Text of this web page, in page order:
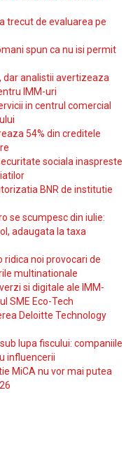
trecut de evaluarea pe
spun ca nu isi permit
dar analistii avertizeaza
IMM-uri
in centrul comercial
54% din creditele
sociala inaspreste
BNR de institutie
se scumpesc din iulie:
adaugata la taxa
noi provocari de
multinationale
si digitale ale IMM-
SME Eco-Tech
Deloitte Technology
lupa fiscului: companiile
influencerii
MiCA nu vor mai putea